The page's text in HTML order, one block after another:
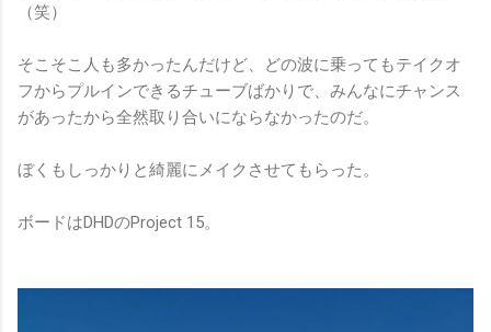
（笑）
そこそこ人も多かったんだけど、どの波に乗ってもテイクオ
フからプルインできるチューブばかりで、みんなにチャンス
があったから全然取り合いにならなかったのだ。
ぼくもしっかりと綺麗にメイクさせてもらった。
ボードはDHDのProject 15。